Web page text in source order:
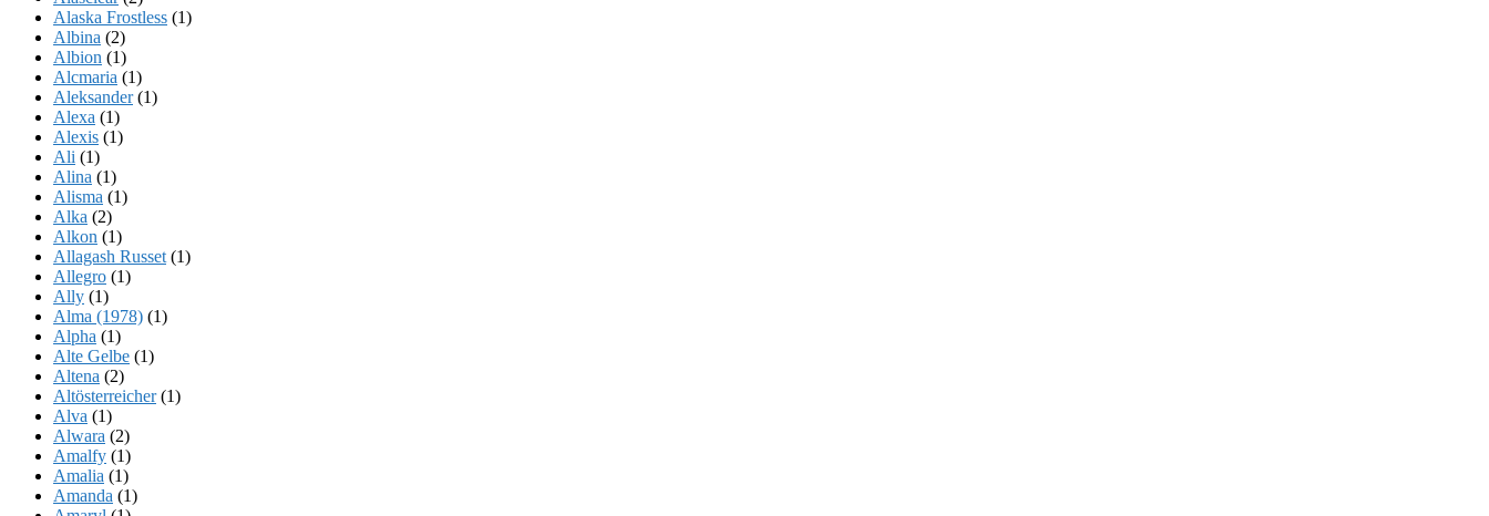
Alaska Frostless (1)
Albina (2)
Albion (1)
Alcmaria (1)
Aleksander(1)
Alexa (1)
Alexis (1)
Ali (1)
Alina (1)
Alisma (1)
Alka (2)
Alkon (1)
Allagash Russet (1)
Allegro (1)
Ally (1)
Alma (1978) (1)
Alpha (1)
Alte Gelbe (1)
Altena (2)
Altösterreicher(1)
Alva (1)
Alwara (2)
Amalfy (1)
Amalia (1)
Amanda (1)